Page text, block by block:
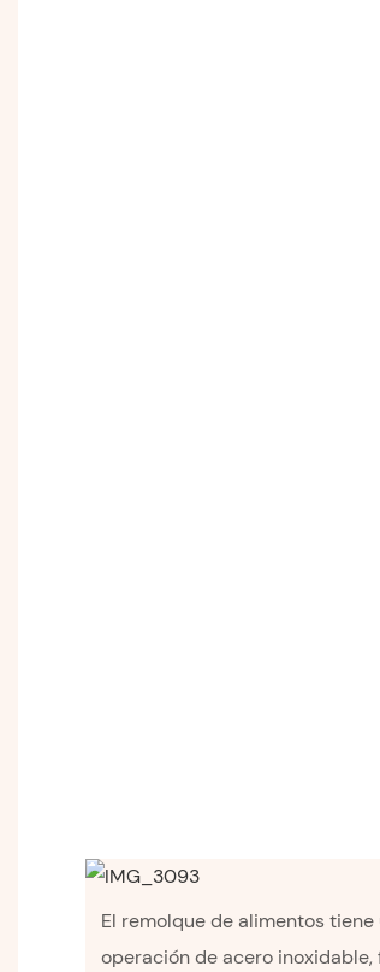
El remolque de alimentos
operación de acero